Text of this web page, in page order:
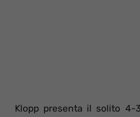
Klopp presenta il solito 4-